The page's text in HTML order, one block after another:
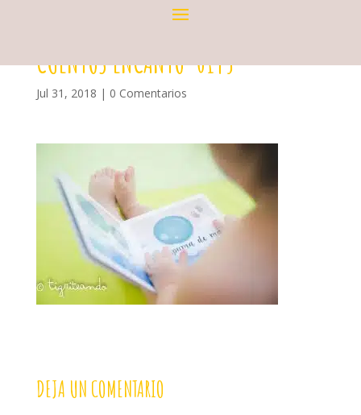
CUENTOS ENCANTO-0145
Jul 31, 2018 | 0 Comentarios
DEJA UN COMENTARIO